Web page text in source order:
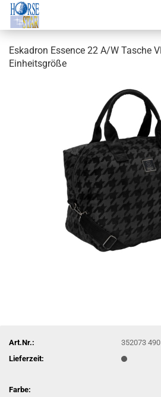
Eskadron Essence 22 A/W Tasche
Einheitsgröße
Art.Nr.:
352073 490
Lieferzeit:
Farbe: